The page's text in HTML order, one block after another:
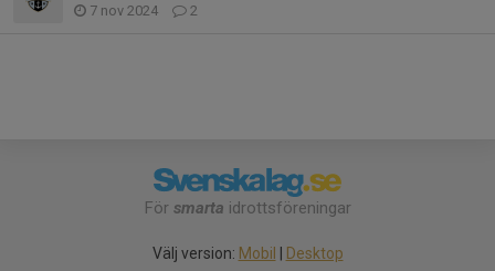
7 nov 2024 2
För smarta idrottsföreningar
Välj version: Mobil | Desktop